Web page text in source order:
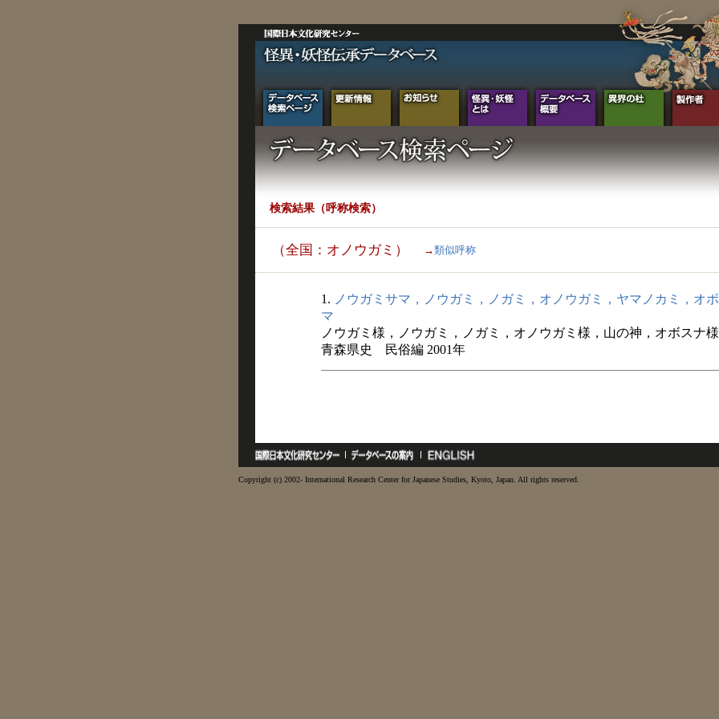
検索結果（呼称検索）
（全国：オノウガミ） →類似呼称
1. ノウガミサマ，ノウガミ，ノガミ，オノウガミ，ヤマノカミ，オ
マ
ノウガミ様，ノウガミ，ノガミ，オノウガミ様，山の神，オボスナ様
青森県史 民俗編 2001年
Copyright (c) 2002- International Research Center for Japanese Studies, Kyoto, Japan. All rights reserved.